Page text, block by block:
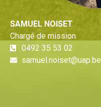
SAMUEL NOISET
Chargé de mission
0492 35 53 02
samuel.noiset@uap.be